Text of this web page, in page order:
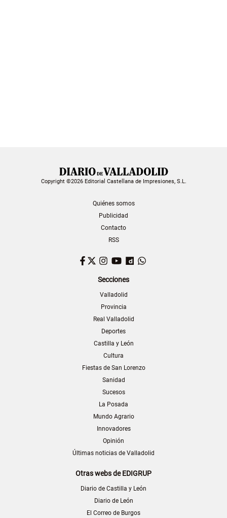
Copyright ©2026 Editorial Castellana de Impresiones, S.L.
Quiénes somos
Publicidad
Contacto
RSS
Facebook
TwitterInstagram
YouTubeDailymotion
Secciones
Valladolid
Provincia
Real Valladolid
Deportes
Castilla y León
Cultura
Fiestas de San Lorenzo
Sanidad
Sucesos
La Posada
Mundo Agrario
Innovadores
Opinión
Últimas noticias de Valladolid
Otras webs de EDIGRUP
Diario de Castilla y León
Diario de León
El Correo de Burgos